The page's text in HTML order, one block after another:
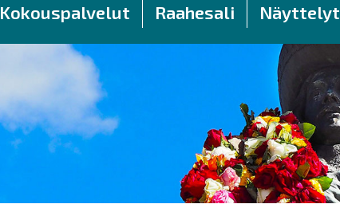
Kokouspalvelut Raahesali Näyttelyt